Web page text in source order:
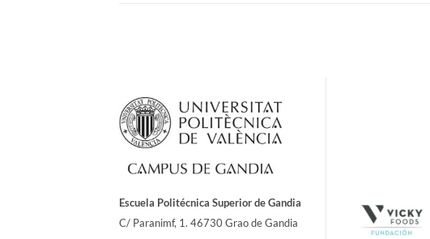
Escuela Politécnica Superior de Gandia
C/ Paranimf, 1. 46730 Grao de Gandia